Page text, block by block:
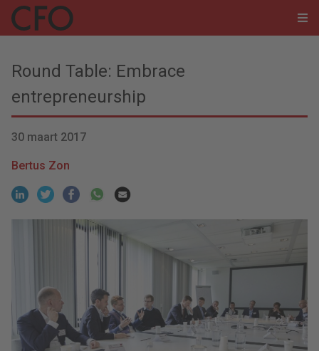
Round Table: Embrace
entrepreneurship
30 maart 2017
Bertus Zon